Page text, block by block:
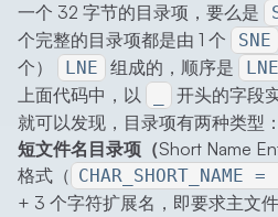
一个 32 字节的目录项，要么是
个完整的目录项都是由 1 个
SNE
个）
LNE 组成的，顺序是 LNE
上面代码中，以
开头的字段
就可以发现，目录项有两种类型：
短文件名目录项（Short Name
格式（ CHAR_SHORT_NAME =
+ 3 个字符扩展名，即要求主文